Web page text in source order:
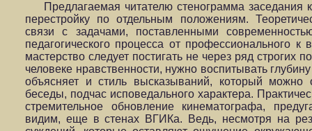
Предлагаемая читателю стенограмма заседания
перестройку по отдельным положениям.
связи с задачами, поставленными
педагогического процесса от профессионального к
мастерство следует постигать не через ряд строгих
человеке нравственности, нужно воспитывать
объясняет и стиль высказываний, который можно
беседы, подчас исповедального характера.
стремительное обновление кинематографа,
видим, еще в стенах ВГИКа. Ведь, несмотря на